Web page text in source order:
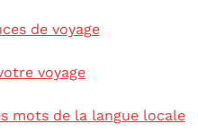
de voyage
voyage
mots de la langue locale